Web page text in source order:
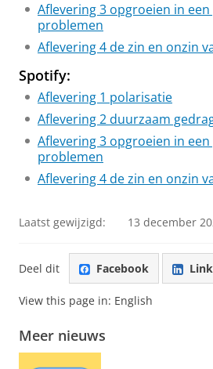
Aflevering 3 opgroeien in
problemen
Aflevering 4 de zin en onzin
Spotify:
Aflevering 1 polarisatie
Aflevering 2 duurzaam
Aflevering 3 opgroeien in
problemen
Aflevering 4 de zin en onzin
Laatst gewijzigd: 13 december
Deel dit Facebook
View this page in: English
Meer nieuws